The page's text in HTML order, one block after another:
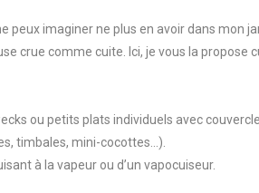
peux imaginer ne plus en avoir dans
crue comme cuite. Ici, je vous la propose
ou petits plats individuels avec
timbales, mini-cocottes...).
à la vapeur ou d’un vapocuiseur.